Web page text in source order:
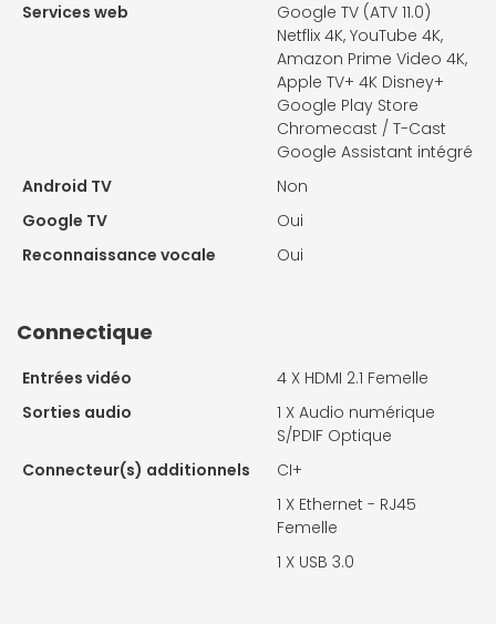
Services web
Google TV (ATV 11.0)
Netflix 4K, YouTube 4K,
Amazon Prime Video 4K,
Apple TV+ 4K Disney+
Google Play Store
Chromecast / T-Cast
Google Assistant intégré
Android TV
Non
Google TV
Oui
Reconnaissance vocale
Oui
Connectique
Entrées vidéo 4 X HDMI 2.1 Femelle
Sorties audio
1 X Audio numérique
S/PDIF Optique
Connecteur(s) additionnels
CI+
1 X Ethernet - RJ45
Femelle
1 X USB 3.0